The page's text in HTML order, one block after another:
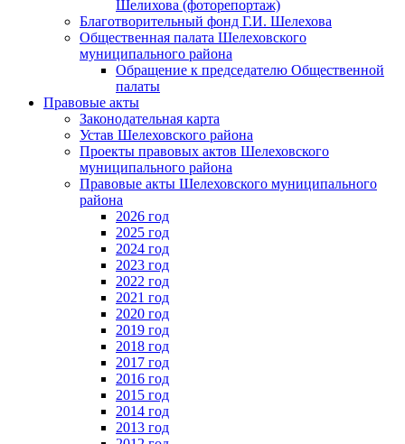
Шелихова (фоторепортаж)
Благотворительный фонд Г.И. Шелехова
Общественная палата Шелеховского
муниципального района
Обращение к председателю Общественной
палаты
Правовые акты
Законодательная карта
Устав Шелеховского района
Проекты правовых актов Шелеховского
муниципального района
Правовые акты Шелеховского муниципального
района
2026 год
2025 год
2024 год
2023 год
2022 год
2021 год
2020 год
2019 год
2018 год
2017 год
2016 год
2015 год
2014 год
2013 год